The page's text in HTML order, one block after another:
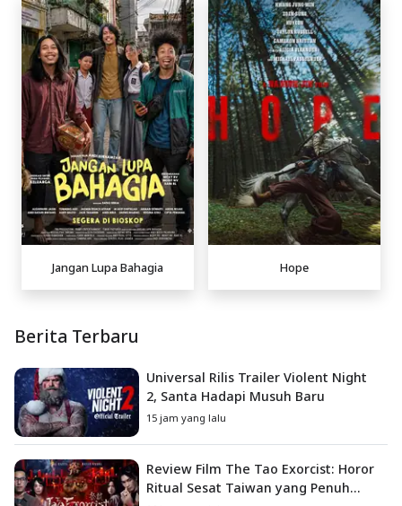
Jangan Lupa Bahagia Hope
Berita Terbaru
Universal Rilis Trailer Violent Night
2, Santa Hadapi Musuh Baru
15 jam yang lalu
Review Film The Tao Exorcist: Horor
Ritual Sesat Taiwan yang Penuh